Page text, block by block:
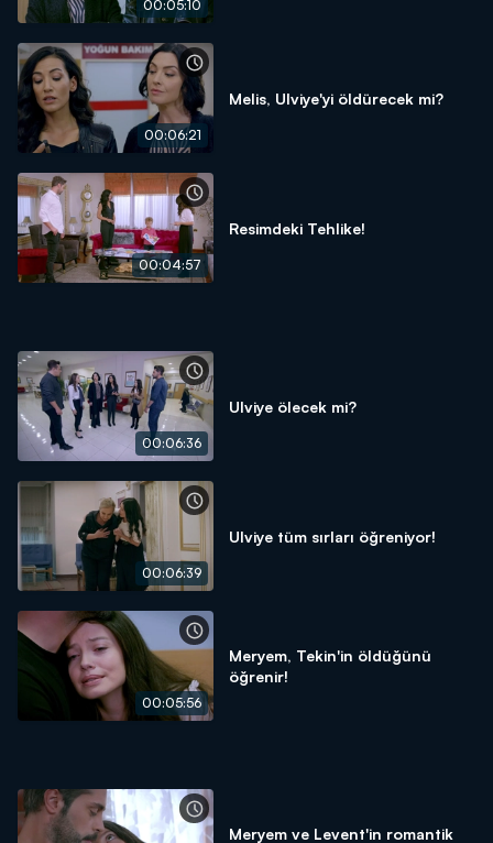
00:05:10
00:06:21
Melis, Ulviye'yi öldürecek mi?
00:04:57
Resimdeki Tehlike!
00:06:36
Ulviye ölecek mi?
00:06:39
Ulviye tüm sırları öğreniyor!
00:05:56
Meryem, Tekin'in öldüğünü
öğrenir!
Meryem ve Levent'in romantik